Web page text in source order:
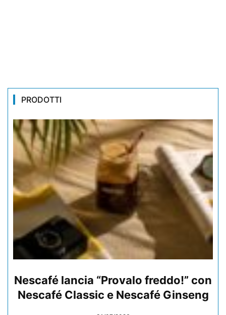
PRODOTTI
Nescafé lancia “Provalo freddo!” con
Nescafé Classic e Nescafé Ginseng